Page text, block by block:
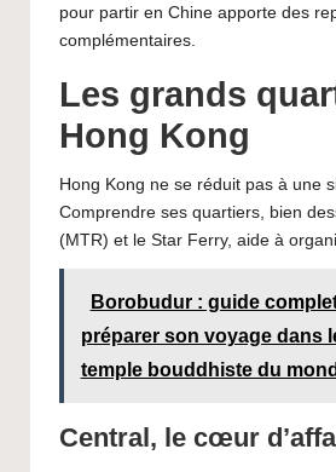
pour partir en Chine apporte des
complémentaires.
Les grands
Hong Kong
Hong Kong ne se réduit pas à une
Comprendre ses quartiers, bien
(MTR) et le Star Ferry, aide à
Borobudur : guide
préparer son voyage dans
temple bouddhiste du
Central, le cœur